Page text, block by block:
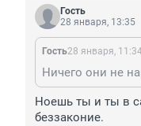
Гость
28 января, 13:35
Гость28 января,
Ноешь ты и ты в
беззаконие.